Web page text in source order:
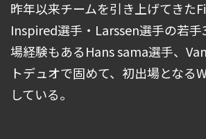
昨年以来チームを引き上げてきた
Inspired選手・Larssen選手の若
場経験もあるHans sama選手、
トデュオで固めて、初出場となる
している。